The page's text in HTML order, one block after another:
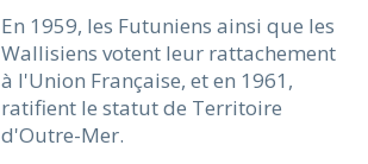
En 1959, les Futuniens ainsi que les
Wallisiens votent leur rattachement
à l'Union Française, et en 1961,
ratifient le statut de Territoire
d'Outre-Mer.